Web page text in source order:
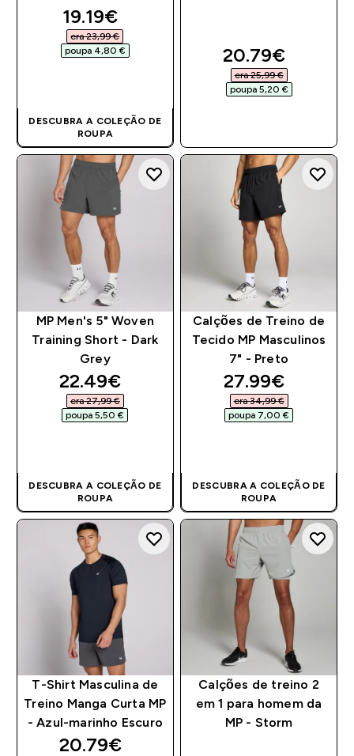
discounted price
19.19€‎
era 23,99 €‎
poupa 4,80 €‎
DESCUBRA A COLEÇÃO DE
ROUPA
discounted
20.79€‎
era 25,99 €‎
poupa 5,20 €‎
MP Men's 5" Woven
Training Short - Dark
Grey
discounted price
22.49€‎
era 27,99 €‎
poupa 5,50 €‎
DESCUBRA A COLEÇÃO DE
ROUPA
Calções de Treino de
Tecido MP Masculinos
7" - Preto
discounted
27.99€‎
era 34,99 €‎
poupa 7,00 €‎
DESCUBRA A COLEÇÃO DE
ROUPA
T-Shirt Masculina de
Treino Manga Curta MP
- Azul-marinho Escuro
discounted price
20.79€‎
Calções de treino 2
em 1 para homem da
MP - Storm